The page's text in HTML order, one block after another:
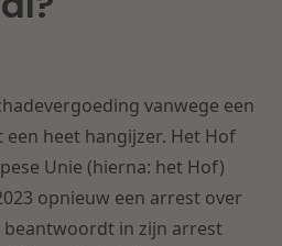
zorg
vanwege een
heet hangijzer. Het Hof
Unie (hierna: het Hof)
opnieuw een arrest over
in zijn arrest